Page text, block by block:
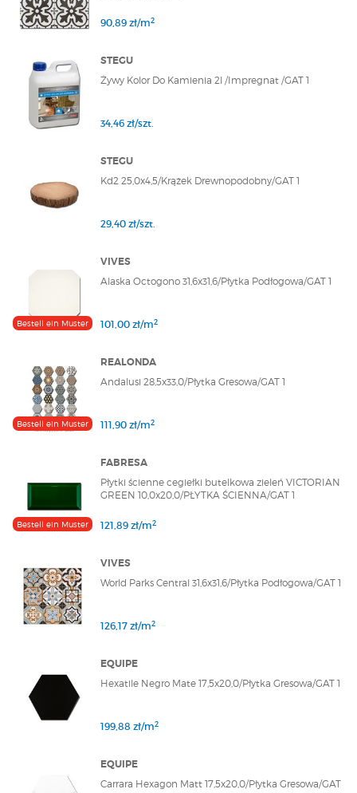
90,89 zł/m2
STEGU
Żywy Kolor Do Kamienia 2l /Impregnat /GAT 1
34,46 zł/szt.
STEGU
Kd2 25,0x4,5/Krążek Drewnopodobny/GAT 1
29,40 zł/szt.
Bestell ein Muster
VIVES
Alaska Octogono 31,6x31,6/Płytka Podłogowa/GAT 1
101,00 zł/m2
Bestell ein Muster
REALONDA
Andalusi 28,5x33,0/Płytka Gresowa/GAT 1
111,90 zł/m2
Bestell ein Muster
FABRESA
Płytki ścienne cegiełki butelkowa zieleń VICTORIAN
GREEN 10,0x20,0/PŁYTKA ŚCIENNA/GAT 1
121,89 zł/m2
VIVES
World Parks Central 31,6x31,6/Płytka Podłogowa/GAT 1
126,17 zł/m2
EQUIPE
Hexatile Negro Mate 17,5x20,0/Płytka Gresowa/GAT 1
199,88 zł/m2
EQUIPE
Carrara Hexagon Matt 17,5x20,0/Płytka Gresowa/GAT